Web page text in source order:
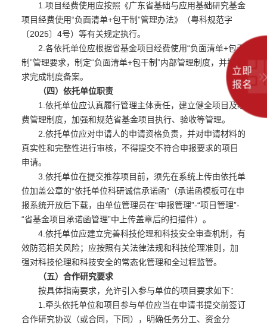
立即
报名
1.项目经费使用应按照《广东省基础与应用基础研究基金
项目经费使用“负面清单+包干制”管理办法》（粤科规范字
〔2025〕4号）等有关规定执行。
2.各依托单位应根据省基金项目经费使用“负面清单+包干
制”管理要求，制定“负面清单+包干制”内部管理制度，并按要
求完成制度备案。
（四）依托单位职责
1.依托单位应认真履行管理主体责任，建立健全项目及经
费管理制度，加强和规范省基金项目执行、验收等管理。
2.依托单位应对申请人的申请资格负责，并对申请材料的
真实性和完整性进行审核，不得提交不符合申报要求的项目
申请。
3.依托单位在提交推荐项目前，须先在系统上传由依托单
位加盖公章的“依托单位科研诚信承诺函”（承诺函模板可在申
报系统开放后下载，由单位管理员在“申报管理”-“项目管理”-
“省基金项目承诺函管理”中上传盖章后的扫描件）。
4.依托单位应建立完善科技伦理和科技安全审查机制，有
效防范相关风险；应按照有关法律法规和科技伦理准则，加
强对科技伦理和科技安全的常态化管理和全过程监管。
（五）合作研究要求
按具体指南要求，允许引入参与单位的项目要求如下：
1.牵头依托单位和项目参与单位应当在申请书提交前签订
合作研究协议（或合同，下同），明确任务分工、资金分